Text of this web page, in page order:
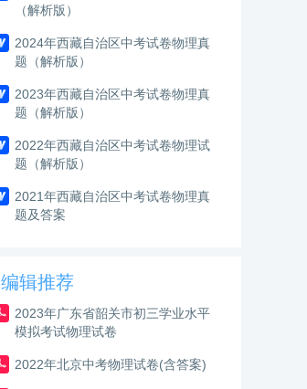
（解析版）
2024年西藏自治区中考试卷物理真
题（解析版）
2023年西藏自治区中考试卷物理真
题（解析版）
2022年西藏自治区中考试卷物理试
题（解析版）
2021年西藏自治区中考试卷物理真
题及答案
编辑推荐
2023年广东省韶关市初三学业水平
模拟考试物理试卷
2022年北京中考物理试卷(含答案)